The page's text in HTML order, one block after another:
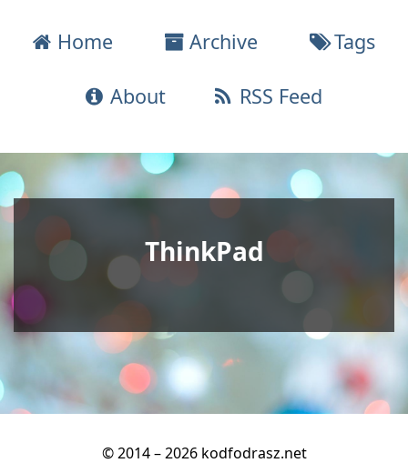
Home Archive Tags
About RSS Feed
ThinkPad
© 2014 – 2026 kodfodrasz.net